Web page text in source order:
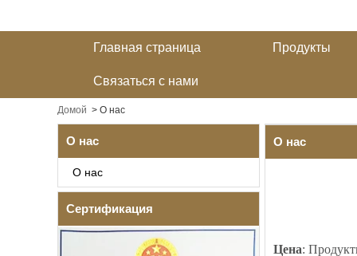
Главная страница Продукты
Связаться с нами
Домой > О нас
О нас
О нас
Сертификация
О нас
Цена: